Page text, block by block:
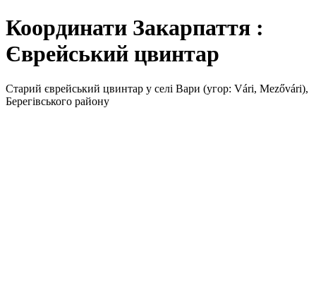
Координати Закарпаття :
Єврейський цвинтар
Старий єврейський цвинтар у селі Вари (угор: Vári, Mezővári),
Берегівського району